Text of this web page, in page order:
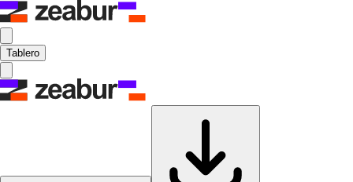
Tablero